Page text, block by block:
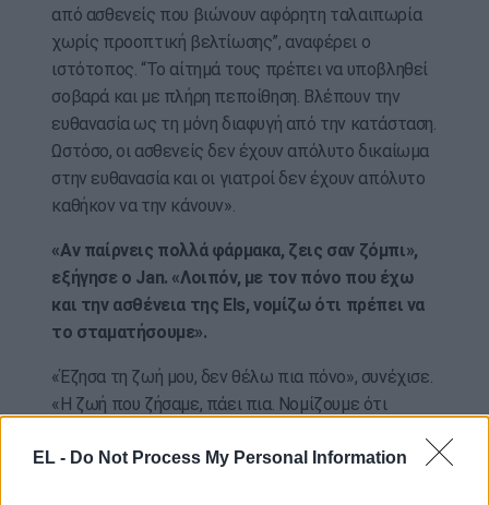
EL - Do Not Process My Personal Information
από ασθενείς που βιώνουν αφόρητη ταλαιπωρία
χωρίς προοπτική βελτίωσης”, αναφέρει ο
ιστότοπος. “Το αίτημά τους πρέπει να υποβληθεί
σοβαρά και με πλήρη πεποίθηση. Βλέπουν την
ευθανασία ως τη μόνη διαφυγή από την κατάσταση.
Ωστόσο, οι ασθενείς δεν έχουν απόλυτο δικαίωμα
στην ευθανασία και οι γιατροί δεν έχουν απόλυτο
καθήκον να την κάνουν».
«Αν παίρνεις πολλά φάρμακα, ζεις σαν ζόμπι»,
εξήγησε ο Jan. «Λοιπόν, με τον πόνο που έχω
και την ασθένεια της Els, νομίζω ότι πρέπει να
το σταματήσουμε».
«Έζησα τη ζωή μου, δεν θέλω πια πόνο», συνέχισε.
«Η ζωή που ζήσαμε, πάει πια. Νομίζουμε ότι